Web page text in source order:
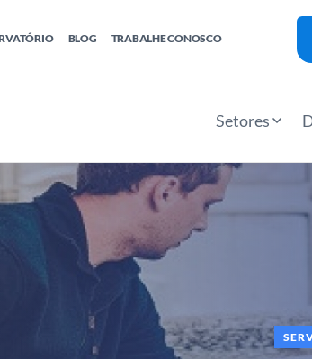
BLOG TRABALHE CONOSCO
Setores